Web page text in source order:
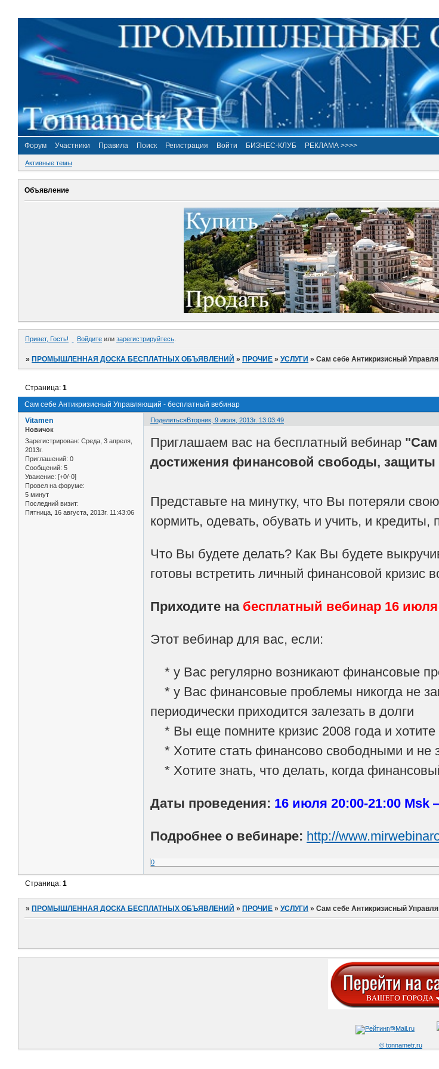
Форум Участники Правила Поиск Регистрация Войти БИЗНЕС-КЛУБ РЕКЛАМА >>>>
Активные темы
Объявление
Привет, Гость! Войдите или зарегистрируйтесь
»ПРОМЫШЛЕННАЯ ДОСКА БЕСПЛАТНЫХ ОБЪЯВЛЕНИЙ »ПРОЧИЕ »УСЛУГИ »Сам себе Антикризисный
Сам себе Антикризисный Управляющий - бесплатный вебинар
Страница:1
ПоделитьсяВторник, 9 июля, 2013г. 13:03:49
Vitamen
Новичок
Зарегистрирован: Среда, 3 апреля,
2013г.
Приглашений: 0
Сообщений: 5
Уважение: [+0/-0]
Провел на форуме:
5 минут
Последний визит:
Пятница, 16 августа, 2013г. 11:43:06
Приглашаем вас на бесплатный вебинар "Сам
достижения финансовой свободы, защиты
Представьте на минутку, что Вы потеряли
кормить, одевать, обувать и учить, и
Что Вы будете делать? Как Вы будете
готовы встретить личный финансовой кризис
Приходите на бесплатный вебинар 16 июля
Этот вебинар для вас, если:
* у Вас регулярно возникают финансовые
* у Вас финансовые проблемы никогда не
периодически приходится залезать в долги
* Вы еще помните кризис 2008 года и
* Хотите стать финансово свободными и не
* Хотите знать, что делать, когда
Даты проведения: 16 июля 20:00-21:00
Подробнее о вебинаре: http://
0
Страница:1
» ПРОМЫШЛЕННАЯ ДОСКА БЕСПЛАТНЫХ ОБЪЯВЛЕНИЙ » ПРОЧИЕ »УСЛУГИ »Сам себе Антикризисный
© tonnametr.ru